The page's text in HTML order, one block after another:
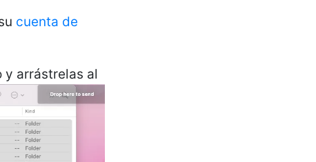
cuenta de
y arrástrelas al